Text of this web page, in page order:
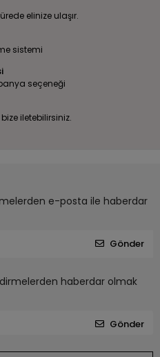
elinize ulaşır.
sistemi
seçeneği
iletebilirsiniz.
e-posta ile haberdar
Gönder
haberdar olmak
Gönder